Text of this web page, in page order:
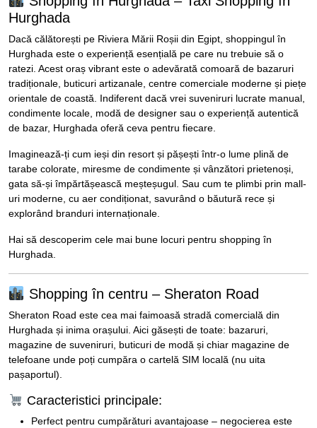
Hurghada
Dacă călătorești pe Riviera Mării Roșii din Egipt, shoppingul în
Hurghada este o experiență esențială pe care nu trebuie să o
ratezi. Acest oraș vibrant este o adevărată comoară de bazaruri
tradiționale, buticuri artizanale, centre comerciale moderne și piețe
orientale de coastă. Indiferent dacă vrei suveniruri lucrate manual,
condimente locale, modă de designer sau o experiență autentică
de bazar, Hurghada oferă ceva pentru fiecare.
Imaginează-ți cum ieși din resort și pășești într-o lume plină de
tarabe colorate, miresme de condimente și vânzători prietenoși,
gata să-și împărtășească meșteșugul. Sau cum te plimbi prin mall-
uri moderne, cu aer condiționat, savurând o băutură rece și
explorând branduri internaționale.
Hai să descoperim cele mai bune locuri pentru shopping în
Hurghada.
Shopping în centru – Sheraton Road
Sheraton Road este cea mai faimoasă stradă comercială din
Hurghada și inima orașului. Aici găsești de toate: bazaruri,
magazine de suveniruri, buticuri de modă și chiar magazine de
telefoane unde poți cumpăra o cartelă SIM locală (nu uita
pașaportul).
Caracteristici principale:
Perfect pentru cumpărături avantajoase – negocierea este